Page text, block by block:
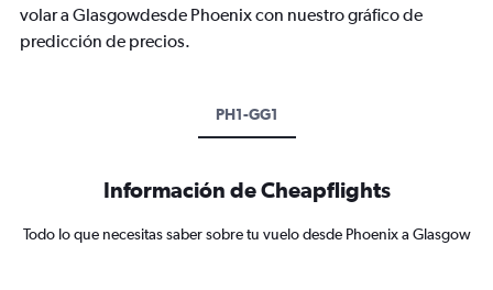
volar a Glasgowdesde Phoenix con nuestro gráfico de
predicción de precios.
PH1-GG1
Información de Cheapflights
Todo lo que necesitas saber sobre tu vuelo desde Phoenix a Glasgow